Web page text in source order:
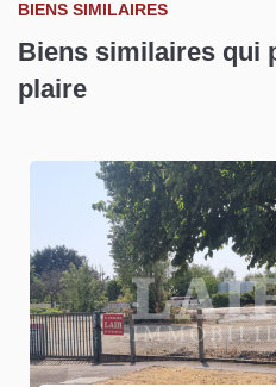
BIENS SIMILAIRES
Biens similaires qui
plaire